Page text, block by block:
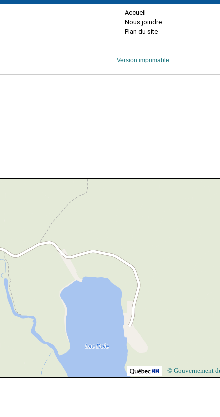
Accueil
Nous joindre
Plan du site
Version imprimable
© Gouvernement